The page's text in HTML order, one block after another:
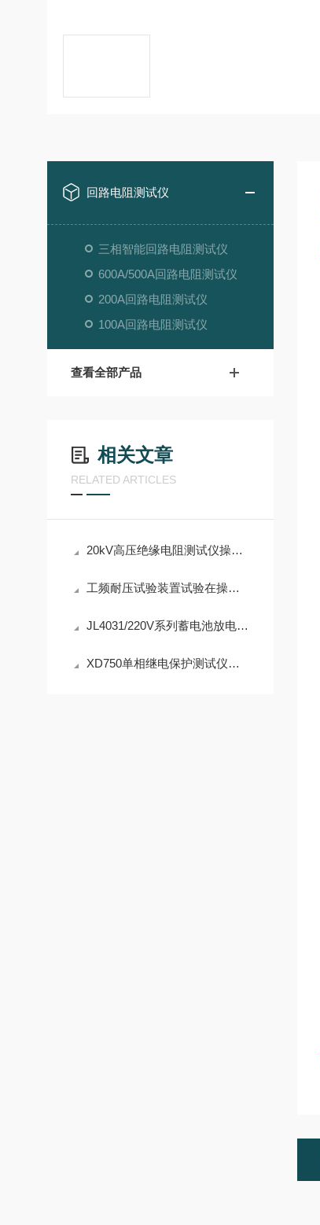
回路电阻测试仪
三相智能回路电阻测试仪
600A/500A回路电阻测试仪
200A回路电阻测试仪
100A回路电阻测试仪
查看全部产品
相关文章
RELATED ARTICLES
20kV高压绝缘电阻测试仪操作规程说明
工频耐压试验装置试验在操作中应该注意什么？
JL4031/220V系列蓄电池放电测试仪产品介绍
XD750单相继电保护测试仪产品介绍